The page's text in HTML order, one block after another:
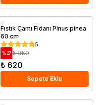
Saksıda
Fıstık Çamı Fidanı Pinus pinea
60 cm
5
%27 ₺ 850
₺ 620
Sepete Ekle